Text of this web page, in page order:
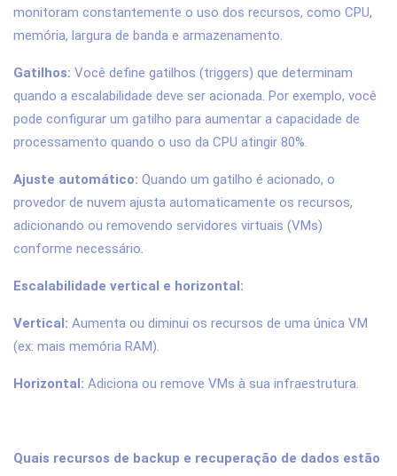
monitoram constantemente o uso dos recursos, como CPU,
memória, largura de banda e armazenamento.
Gatilhos: Você define gatilhos (triggers) que determinam
quando a escalabilidade deve ser acionada. Por exemplo, você
pode configurar um gatilho para aumentar a capacidade de
processamento quando o uso da CPU atingir 80%.
Ajuste automático: Quando um gatilho é acionado, o
provedor de nuvem ajusta automaticamente os recursos,
adicionando ou removendo servidores virtuais (VMs)
conforme necessário.
Escalabilidade vertical e horizontal:
Vertical: Aumenta ou diminui os recursos de uma única VM
(ex: mais memória RAM).
Horizontal: Adiciona ou remove VMs à sua infraestrutura.
Quais recursos de backup e recuperação de dados estão